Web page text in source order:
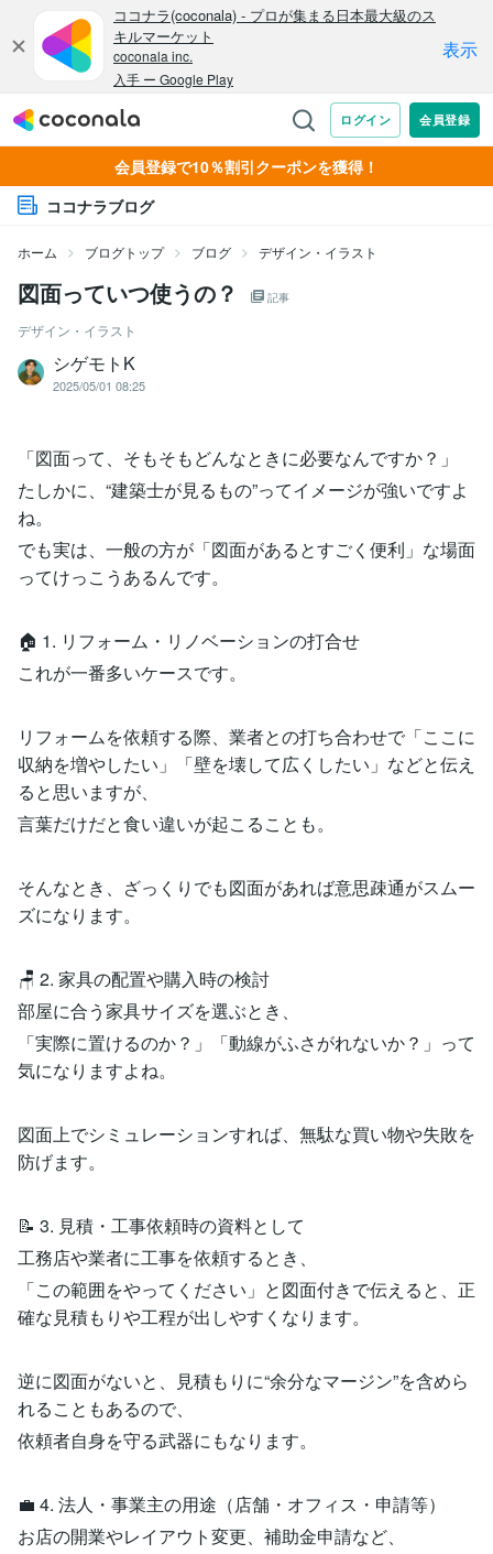
会員登録で10％割引クーポンを獲得！
ココナラブログ
ホーム ブログトップ ブログ デザイン・イラスト
図面っていつ使うの？ 記事
デザイン・イラスト
シゲモトK
2025/05/01 08:25
「図面って、そもそもどんなときに必要なんですか？」
たしかに、“建築士が見るもの”ってイメージが強いですよ
ね。
でも実は、一般の方が「図面があるとすごく便利」な場面
ってけっこうあるんです。
🏠 1. リフォーム・リノベーションの打合せ
これが一番多いケースです。
リフォームを依頼する際、業者との打ち合わせで「ここに
収納を増やしたい」「壁を壊して広くしたい」などと伝え
ると思いますが、
言葉だけだと食い違いが起こることも。
そんなとき、ざっくりでも図面があれば意思疎通がスムー
ズになります。
🪑 2. 家具の配置や購入時の検討
部屋に合う家具サイズを選ぶとき、
「実際に置けるのか？」「動線がふさがれないか？」って
気になりますよね。
図面上でシミュレーションすれば、無駄な買い物や失敗を
防げます。
📝 3. 見積・工事依頼時の資料として
工務店や業者に工事を依頼するとき、
「この範囲をやってください」と図面付きで伝えると、正
確な見積もりや工程が出しやすくなります。
逆に図面がないと、見積もりに“余分なマージン”を含めら
れることもあるので、
依頼者自身を守る武器にもなります。
💼 4. 法人・事業主の用途（店舗・オフィス・申請等）
お店の開業やレイアウト変更、補助金申請など、